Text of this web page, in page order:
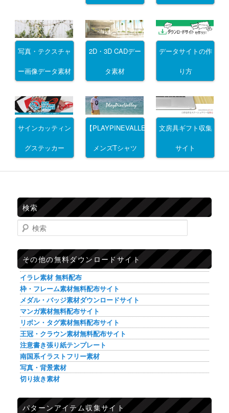
写真・テクスチャ
ー画像データ素材
2D・3D CADデー
タ素材
データサイトの作
り方
サインカッティン
グステッカー
【PLAYPINEVALLEY】
メンズTシャツ
文房具ギフト収集
サイト
検索
検索
その他の無料ダウンロードサイト
イラレ素材 無料配布
枠・フレーム素材無料配布サイト
メダル・バッジ素材ダウンロードサイト
マンガ素材無料配布サイト
リボン・タグ素材無料配布サイト
王冠・クラウン素材無料配布サイト
注意書き張り紙テンプレート
南国系イラストフリー素材
写真・背景素材
切り抜き素材
パターンアイテム収集サイト